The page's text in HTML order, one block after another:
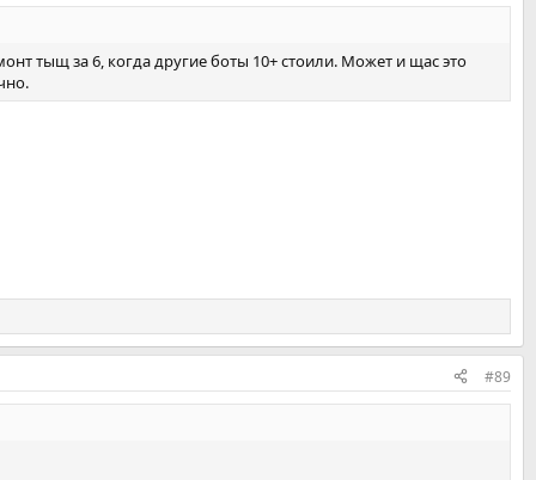
тыщ за 6, когда другие боты 10+ стоили. Может и щас это
#89